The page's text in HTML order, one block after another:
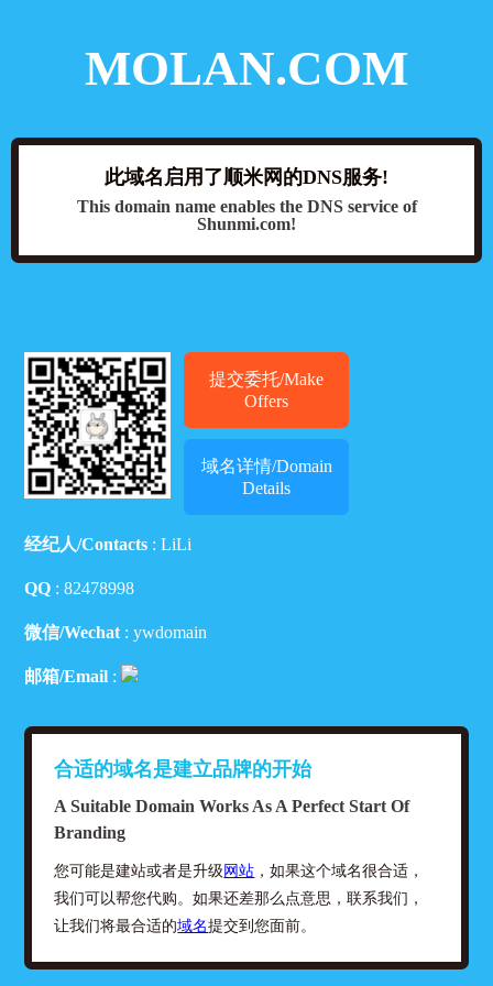
MOLAN.COM
此域名启用了顺米网的DNS服务!
This domain name enables the DNS service of
Shunmi.com!
提交委托/Make
Offers
域名详情/Domain
Details
经纪人/Contacts : LiLi
QQ :82478998
微信/Wechat : ywdomain
邮箱/Email :
合适的域名是建立品牌的开始
A Suitable Domain Works As A Perfect Start Of
Branding
您可能是建站或者是升级 网站 ，如果这个域名很合适，
我们可以帮您代购。如果还差那么点意思，联系我们，
让我们将最合适的域名提交到您面前。